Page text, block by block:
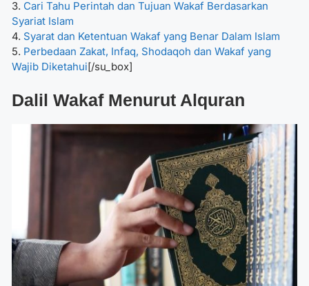
3. Cari Tahu Perintah dan Tujuan Wakaf Berdasarkan
Syariat Islam
4. Syarat dan Ketentuan Wakaf yang Benar Dalam Islam
5. Perbedaan Zakat, Infaq, Shodaqoh dan Wakaf yang
Wajib Diketahui[/su_box]
Dalil Wakaf Menurut Alquran